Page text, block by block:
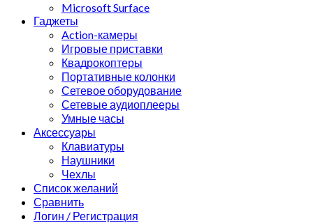
Microsoft Surface
Гаджеты
Action-камеры
Игровые приставки
Квадрокоптеры
Портативные колонки
Сетевое оборудование
Сетевые аудиоплееры
Умные часы
Аксессуары
Клавиатуры
Наушники
Чехлы
Список желаний
Сравнить
Логин / Регистрация